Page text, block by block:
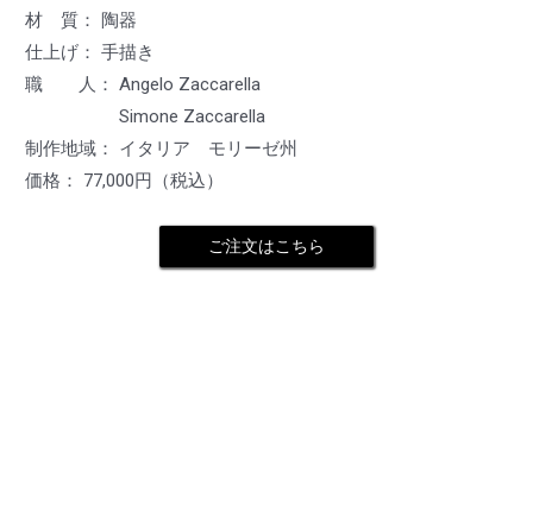
材 質： 陶器
仕上げ： 手描き
職 人： Angelo Zaccarella
Simone Zaccarella
制作地域： イタリア モリーゼ州
価格： 77,000円（税込）
ご注文はこちら